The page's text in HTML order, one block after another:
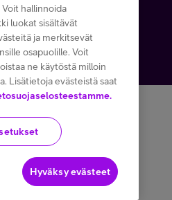
Evästeiden käyttö
ja palvelukuvaukset
SOMESSA
hallinnoida
luokat sisältävät
ja merkitsevät
osapuolille. Voit
ne käytöstä milloin
Lisätietoja evästeistä saat
Hyväksy evästeet